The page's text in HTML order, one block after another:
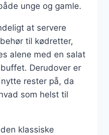
unge og gamle.
at servere
til kødretter,
alene med en salat
Derudover er
rester på, da
som helst til
klassiske